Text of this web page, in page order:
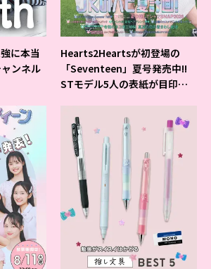
に本当
ンネル
Hearts2Heartsが初登場の
「Seventeen」夏号発売中!!
STモデル5人の表紙が目印だ